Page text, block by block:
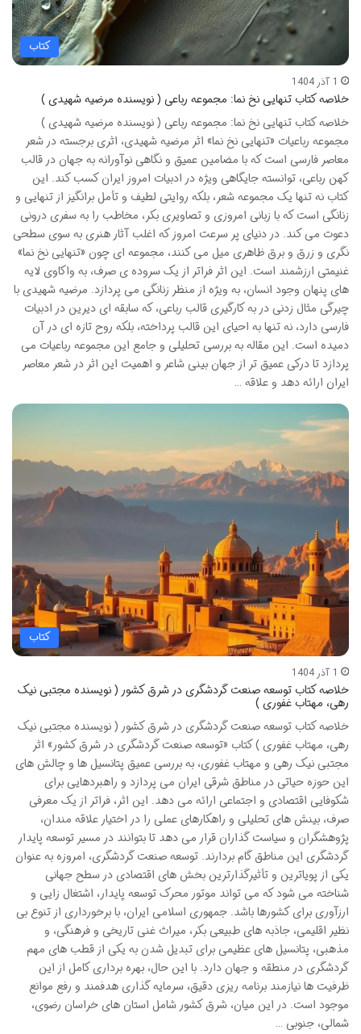
کتاب
1 آذر 1404
خلاصه کتاب تنهایی نخ نما: مجموعه رباعی ( نویسنده مرضیه شهیدی )
خلاصه کتاب تنهایی نخ نما: مجموعه رباعی ( نویسنده مرضیه شهیدی )
مجموعه رباعیات «تنهایی نخ نما» اثر مرضیه شهیدی، اثری برجسته در شعر
معاصر فارسی است که با مضامین عمیق و نگاهی نوآورانه به جهان در قالب
کهن رباعی، توانسته جایگاهی ویژه در ادبیات امروز ایران کسب کند. این
کتاب نه تنها یک مجموعه شعر، بلکه روایتی لطیف و تأمل برانگیز از تنهایی و
زنانگی است که با زبانی امروزی و تصاویری بکر، مخاطب را به سفری درونی
دعوت می کند. در دنیای پر سرعت امروز که اغلب آثار هنری به سوی سطحی
نگری و زرق و برق ظاهری میل می کنند، مجموعه ای چون «تنهایی نخ نما»
غنیمتی ارزشمند است. این اثر فراتر از یک سروده ی صرف، به واکاوی لایه
های پنهان وجود انسان، به ویژه از منظر زنانگی می پردازد. مرضیه شهیدی با
چیرگی مثال زدنی در به کارگیری قالب رباعی، که سابقه ای دیرین در ادبیات
فارسی دارد، نه تنها به احیای این قالب پرداخته، بلکه روح تازه ای در آن
دمیده است. این مقاله به بررسی تحلیلی و جامع این مجموعه رباعیات می
پردازد تا درکی عمیق تر از جهان بینی شاعر و اهمیت این اثر در شعر معاصر
ایران ارائه دهد و علاقه …
کتاب
1 آذر 1404
خلاصه کتاب توسعه صنعت گردشگری در شرق کشور ( نویسنده مجتبی نیک
رهی، مهتاب غفوری )
خلاصه کتاب توسعه صنعت گردشگری در شرق کشور ( نویسنده مجتبی نیک
رهی، مهتاب غفوری ) کتاب «توسعه صنعت گردشگری در شرق کشور» اثر
مجتبی نیک رهی و مهتاب غفوری، به بررسی عمیق پتانسیل ها و چالش های
این حوزه حیاتی در مناطق شرقی ایران می پردازد و راهبردهایی برای
شکوفایی اقتصادی و اجتماعی ارائه می دهد. این اثر، فراتر از یک معرفی
صرف، بینش های تحلیلی و راهکارهای عملی را در اختیار علاقه مندان،
پژوهشگران و سیاست گذاران قرار می دهد تا بتوانند در مسیر توسعه پایدار
گردشگری این مناطق گام بردارند. توسعه صنعت گردشگری، امروزه به عنوان
یکی از پویاترین و تأثیرگذارترین بخش های اقتصادی در سطح جهانی
شناخته می شود که می تواند موتور محرک توسعه پایدار، اشتغال زایی و
ارزآوری برای کشورها باشد. جمهوری اسلامی ایران، با برخورداری از تنوع بی
نظیر اقلیمی، جاذبه های طبیعی بکر، میراث غنی تاریخی و فرهنگی، و
مذهبی، پتانسیل های عظیمی برای تبدیل شدن به یکی از قطب های مهم
گردشگری در منطقه و جهان دارد. با این حال، بهره برداری کامل از این
ظرفیت ها نیازمند برنامه ریزی دقیق، سرمایه گذاری هدفمند و رفع موانع
موجود است. در این میان، شرق کشور شامل استان های خراسان رضوی،
شمالی، جنوبی …